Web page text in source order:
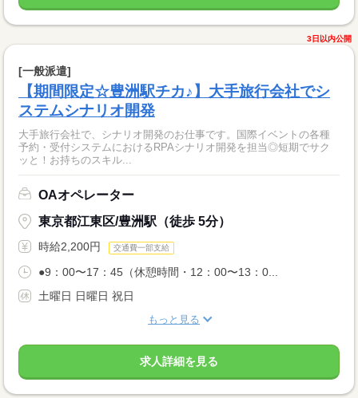
3日以内公開
[一般派遣]
【期間限定☆豊洲駅チカ♪】大手旅行会社でシ
ステムシナリオ開発
大手旅行会社で、シナリオ開発のお仕事です。国際イベントの各種
予約・受付システムにおけるRPAシナリオ開発を担当◎短期でサク
ッと！お持ちのスキル...
OAオペレーター
東京都江東区/豊洲駅（徒歩 5分）
時給2,200円 交通費一部支給
●9：00〜17：45（休憩時間・12：00〜13：0...
土曜日 日曜日 祝日
もっと見る
求人詳細を見る